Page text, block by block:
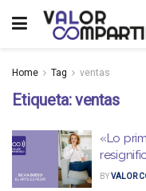
Home Tag ventas
Etiqueta:ventas
«Lo
BYVALOR